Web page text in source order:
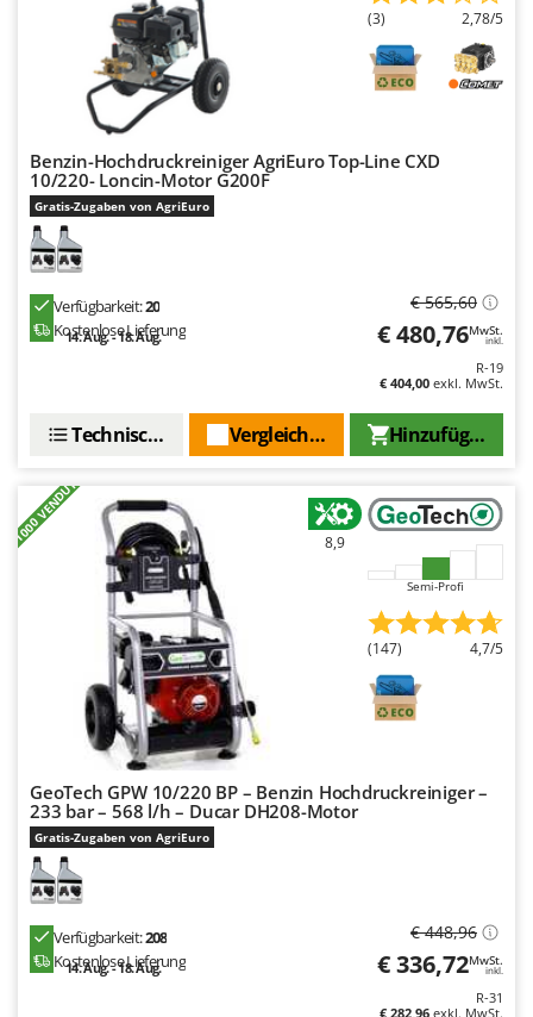
(3) 2,78/5
Benzin-Hochdruckreiniger AgriEuro Top-Line CXD
10/220- Loncin-Motor G200F
Gratis-Zugaben von AgriEuro
Verfügbarkeit:20
Kostenlose Lieferung
14. Aug. - 18. Aug.
€ 565,60
€ 480,76MwSt.
inkl.
R-19
€ 404,00 exkl. MwSt.
Hinzufügen
Vergleichen Sie
Technische Daten
+1000 VENDUTI 8,9
Semi-Profi
(147) 4,7/5
GeoTech GPW 10/220 BP – Benzin Hochdruckreiniger –
233 bar – 568 l/h – Ducar DH208-Motor
Gratis-Zugaben von AgriEuro
Verfügbarkeit:208
Kostenlose Lieferung
14. Aug. - 18. Aug.
€ 448,96
€ 336,72MwSt.
inkl.
R-31
€ 282,96 exkl. MwSt.